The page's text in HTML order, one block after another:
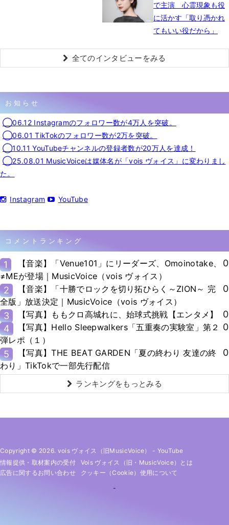
で主演 心霊現象も役
に活かす「取り憑かれ
てもいい役だから」
全てのインタビューをみる
お知らせ
◯06.12 Instagramのフォロワー数が4万人を突破。
◯06.01 TikTokのフォロワー数が2万を突破。
◯10.11 YouTubeチャンネルの登録者数が20万人を達成！
◯25.08.01 MusicVoiceは媒体名が「vois ヴォイス」に変わりまし
た。
Instagram YouTube
コメントランキング
1
【音楽】「Venue101」にリーダーズ、Omoinotake、
≠MEが登場｜MusicVoice（vois ヴォイス）
0
2
【音楽】「十勝でロックを切り拓ひらく～ZION～ 完
全版」放送決定｜MusicVoice（vois ヴォイス）
0
3 【写真】ももクロ高城れに、始球式挑戦【エンタメ】
0
4
【写真】Hello Sleepwalkers「五重奏の実験室」第２
弾レポ（１）
0
5
【写真】THE BEAT GARDEN「夏の終わり 友達の終
わり」TikTokで一部先行配信
0
ランキングをもっとみる
Copyright © 2026. vois ヴォイス（旧MusicVoice） - YouTube
情報提供・取材案内の受付
Vois ヴォイス（旧・MusicVoice）とは
広告に関するお問い合わせ
クッキー（cookie）使用について
-